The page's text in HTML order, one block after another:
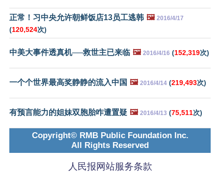
正常！习中央允许朝鲜饭店13员工逃韩 🖼️ 2016/4/17
(120,524次)
中美大事件透真机──救世主已来临 🖼️ 2016/4/16 (152,319次)
一个个世界最高奖静静的流入中国 🖼️ 2016/4/14 (219,493次)
有预言能力的姐妹双胞胎咋遭置疑 🖼️ 2016/4/13 (75,511次)
Copyright© RMB Public Foundation Inc.
All Rights Reserved
人民报网站服务条款